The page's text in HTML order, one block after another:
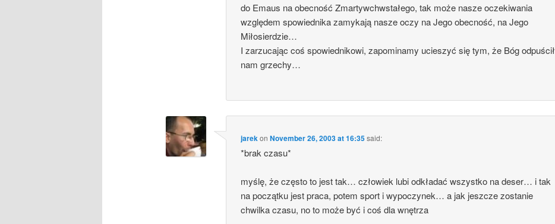
do Emaus na obecność Zmartywchwstałego, tak może nasze oczekiwania
względem spowiednika zamykają nasze oczy na Jego obecność, na Jego
Miłosierdzie…
I zarzucając coś spowiednikowi, zapominamy ucieszyć się tym, że Bóg odpuścił
nam grzechy…
jarekonNovember 26, 2003 at 16:35said:
*brak czasu*
myślę, że często to jest tak… człowiek lubi odkładać wszystko na deser… i tak
na początku jest praca, potem sport i wypoczynek… a jak jeszcze zostanie
chwilka czasu, no to może być i coś dla wnętrza